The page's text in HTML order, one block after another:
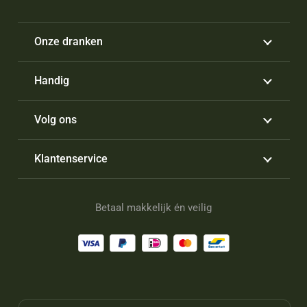
Onze dranken
Handig
Volg ons
Klantenservice
Betaal makkelijk én veilig